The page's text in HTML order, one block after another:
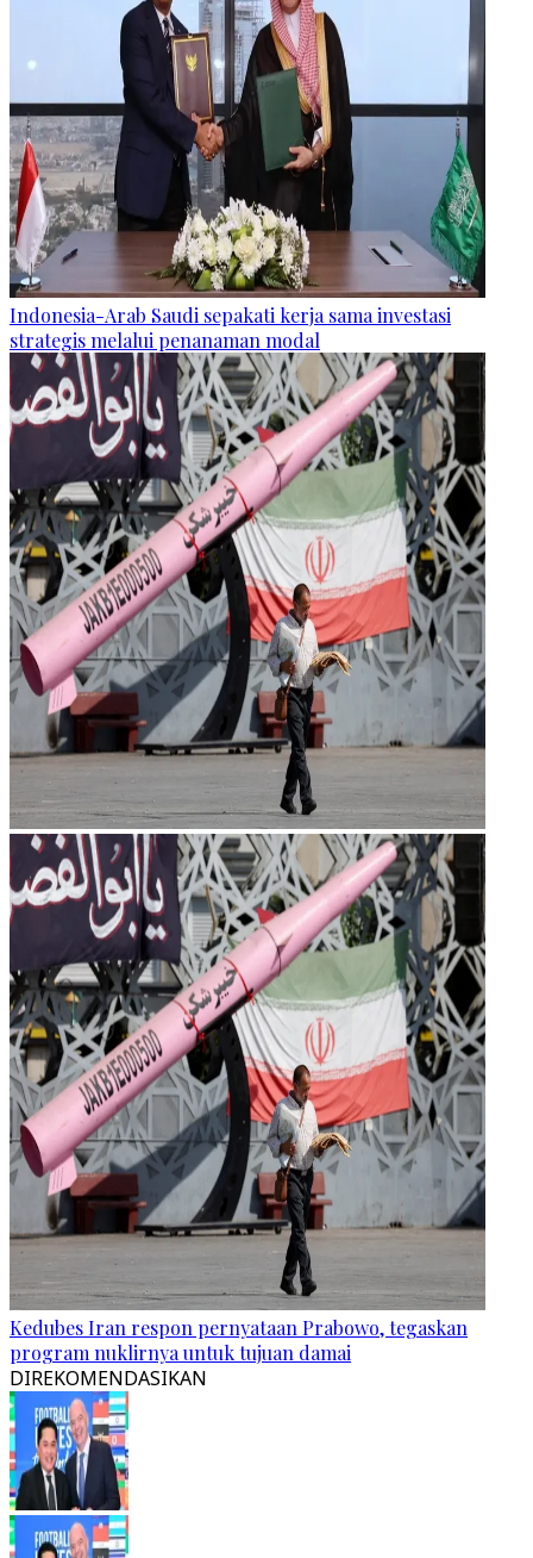
Indonesia-Arab Saudi sepakati kerja sama investasi
strategis melalui penanaman modal
Kedubes Iran respon pernyataan Prabowo, tegaskan
program nuklirnya untuk tujuan damai
DIREKOMENDASIKAN